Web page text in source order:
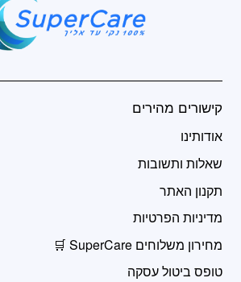
קישורים מהירים
אודותינו
שאלות ותשובות
תקנון האתר
מדיניות הפרטיות
מחירון משלוחים SuperCare 🛒
טופס ביטול עסקה